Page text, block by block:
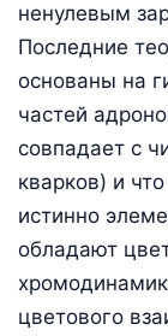
ненулевым
Последние
основаны на
частей
совпадает с
кварков) и
истинно
обладают
цветового